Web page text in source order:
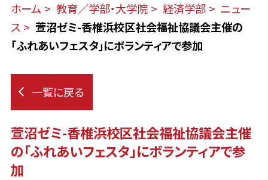
ホーム 教育／学部・大学院 経済学部
ニュー
ス
萱沼ゼミ-香椎浜校区社会福祉協議会主催の
「ふれあいフェスタ」にボランティアで参加
一覧に戻る
萱沼ゼミ-香椎浜校区社会福祉協議会主催
の「ふれあいフェスタ」にボランティアで参
加